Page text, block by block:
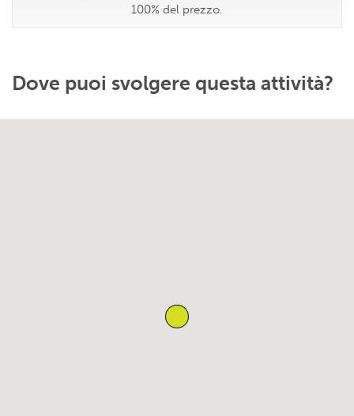
100% del prezzo.
Dove puoi svolgere questa attività?